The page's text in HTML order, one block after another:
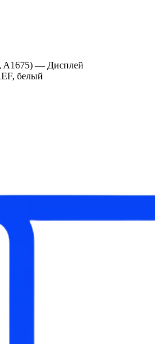
A1675) — Дисплей
белый